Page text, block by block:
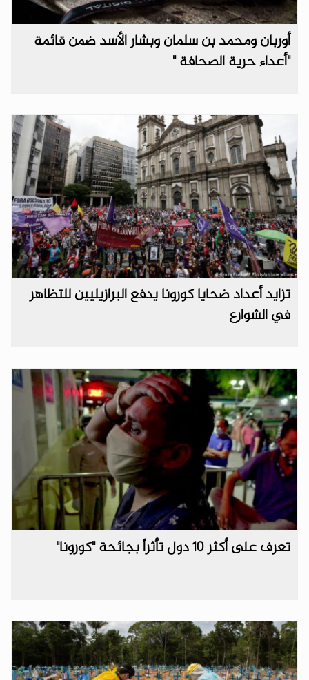
أوربان ومحمد بن سلمان وبشار الأسد ضمن قائمة
"أعداء حرية الصحافة "
تزايد أعداد ضحايا كورونا يدفع البرازيليين للتظاهر
في الشوارع
تعرف على أكثر 10 دول تأثراً بجائحة "كورونا"